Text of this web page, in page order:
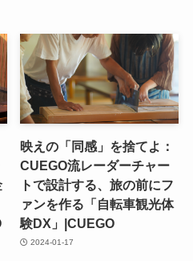
映えの「同感」を捨てよ：
CUEGO流レーダーチャー
トで設計する、旅の前にフ
ァンを作る「自転車観光体
験DX」|CUEGO
2024-01-17